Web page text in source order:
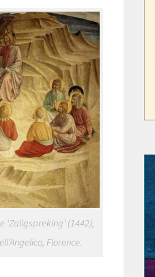
‘Zaligspreking’ (1442),
Florence.